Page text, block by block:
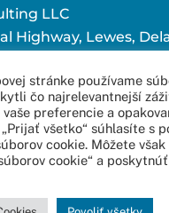
LLC
Highway, Lewes,
nás:
Studio – Tvorba Web Stránok
stránke používame
čo najrelevantnejší
preferencie a
všetko“ súhlasíte s
cookie. Môžete
cookie“ a